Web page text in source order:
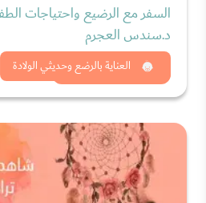
العناية بالرضع وحديثي الولادة
السفر مع الرضيع واحتياجات
د.سندس العجرم
شاهد الان